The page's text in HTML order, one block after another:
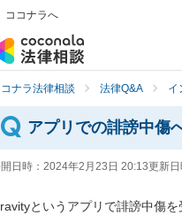
ココナラへ
ナラ法律相談 法律Q&A イ
アプリでの誹謗中傷
日時： 2024年2月23日 20:13更新日
というアプリで誹謗中傷